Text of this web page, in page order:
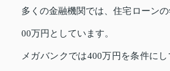
多くの金融機関では、住宅ローン
00万円としています。
メガバンクでは400万円を条件に